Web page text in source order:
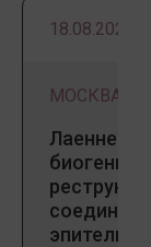
18.08.2026
МОСКВА
Лаеннек
биогенный